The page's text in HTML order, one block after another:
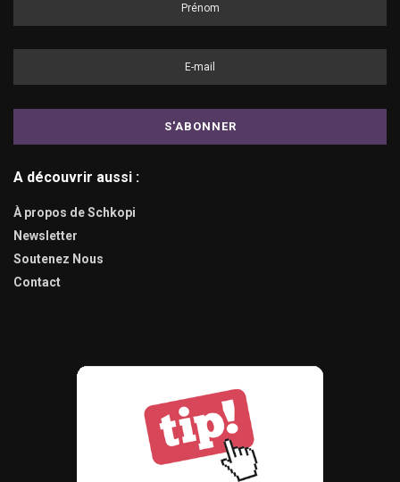
A découvrir aussi :
À propos de Schkopi
Newsletter
Soutenez Nous
Contact